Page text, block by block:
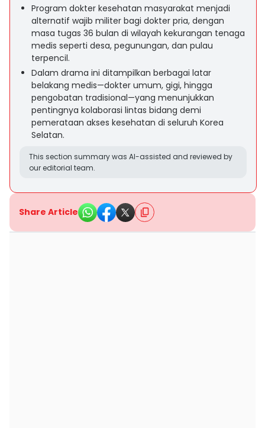
Program dokter kesehatan masyarakat menjadi
alternatif wajib militer bagi dokter pria, dengan
masa tugas 36 bulan di wilayah kekurangan tenaga
medis seperti desa, pegunungan, dan pulau
terpencil.
Dalam drama ini ditampilkan berbagai latar
belakang medis—dokter umum, gigi, hingga
pengobatan tradisional—yang menunjukkan
pentingnya kolaborasi lintas bidang demi
pemerataan akses kesehatan di seluruh Korea
Selatan.
This section summary was AI-assisted and reviewed by
our editorial team.
Share Article